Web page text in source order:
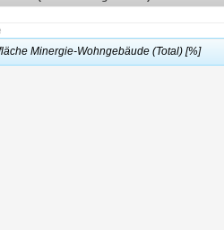
Minergie-Wohngebäude (Total) [%]